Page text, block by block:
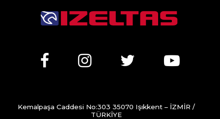
Kemalpaşa Caddesi No:303 35070 Işıkkent – İZMİR /
TÜRKİYE